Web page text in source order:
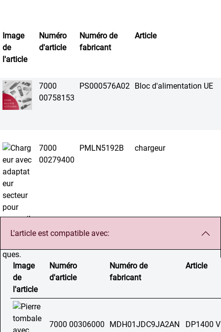
Image
de
l'article
Numéro
d'article
Numéro de
fabricant
Article
7000
00758153
PS000576A02 Bloc d'alimentation UE
7000
00279400
PMLN5192B chargeur
L'article est compatible avec:
Image
de
l'article
Numéro
d'article
Numéro de
fabricant
Article
7000 00306000 MDH01JDC9JA2AN DP1400